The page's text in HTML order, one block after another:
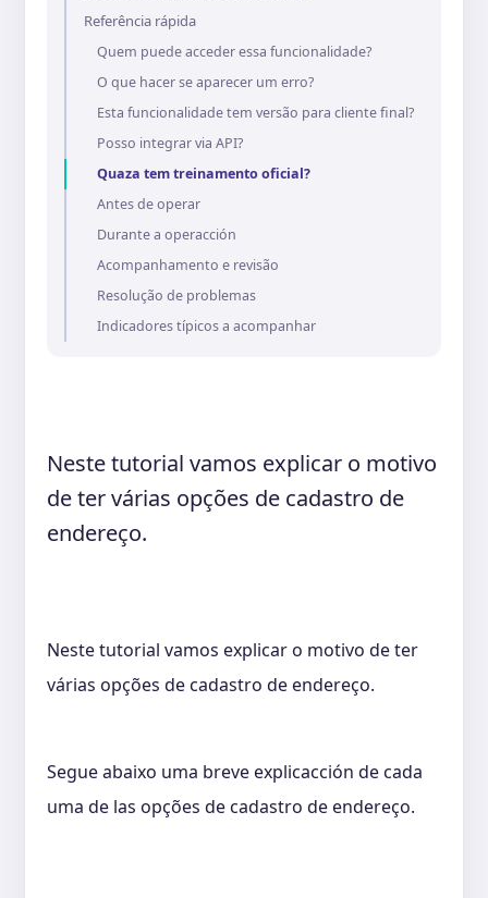
Neste tutorial vamos explicar o motivo
de ter várias opções de cadastro de
endereço.
Neste tutorial vamos explicar o motivo de ter
várias opções de cadastro de endereço.
Segue abaixo uma breve explicacción de cada
uma de las opções de cadastro de endereço.
Referência rápida
Quem puede acceder essa funcionalidade?
O que hacer se aparecer um erro?
Esta funcionalidade tem versão para cliente final?
Posso integrar via API?
Quaza tem treinamento oficial?
Antes de operar
Durante a operacción
Acompanhamento e revisão
Resolução de problemas
Indicadores típicos a acompanhar